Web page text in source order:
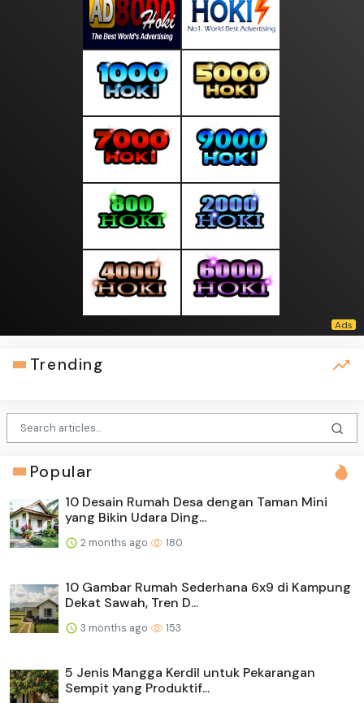
Trending
Popular
10 Desain Rumah Desa dengan Taman Mini
yang Bikin Udara Ding...
2 months ago 180
10 Gambar Rumah Sederhana 6x9 di Kampung
Dekat Sawah, Tren D...
3 months ago 153
5 Jenis Mangga Kerdil untuk Pekarangan
Sempit yang Produktif...